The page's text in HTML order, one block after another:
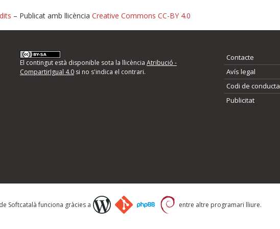
d'errors
següents i descriviu quina és la millora que
– Publicat amb llicència Creative Commons CC-BY 4.0
El contingut està disponible sota la llicència Atribució -
CompartirIgual 4.0si no s'indica el contrari.
Contacte
Avís legal
Codi de conducta
Publicitat
Softcatalà funciona gràcies a entre altre programari lliure.